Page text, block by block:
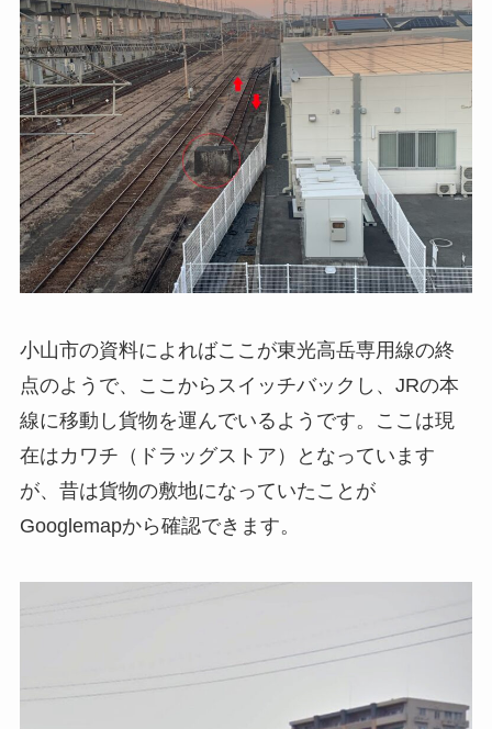
小山市の資料によればここが東光高岳専用線の終
点のようで、ここからスイッチバックし、JRの本
線に移動し貨物を運んでいるようです。ここは現
在はカワチ（ドラッグストア）となっています
が、昔は貨物の敷地になっていたことが
Googlemapから確認できます。